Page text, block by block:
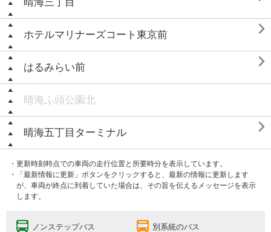
ホテルマリナーズコート東京前 
はるみらい前 
晴海ふ頭公園北
晴海五丁目ターミナル 
・更新時刻時点での車両の走行位置と所要時分を表示しています。
・「最新情報に更新」ボタンをクリックすると、最新の情報に更新します
が、車両が終点に到着していた場合は、その旨を伝えるメッセージを表示
します。
ノンステップバス 別系統のバス